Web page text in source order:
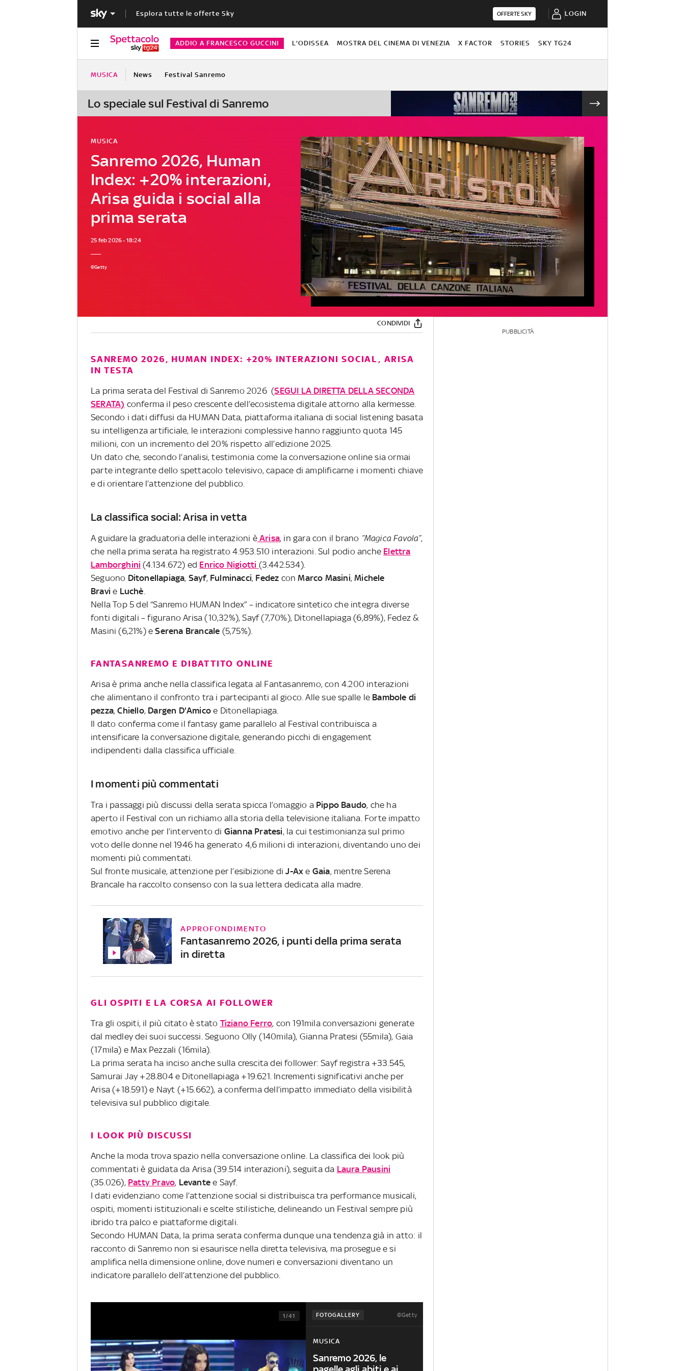
Esplora tutte le offerte Sky OFFERTE SKY LOGIN
ADDIO A FRANCESCO GUCCINI L'ODISSEA MOSTRA DEL CINEMA DI VENEZIA X FACTOR STORIES SKY TG24
MUSICA News Festival Sanremo
Lo speciale sul Festival di Sanremo
Sanremo 2026, Human
Index: +20% interazioni,
Arisa guida i social alla
prima serata
MUSICA
25 feb 2026 - 18:24
©Getty
CONDIVIDI
SANREMO 2026, HUMAN INDEX: +20% INTERAZIONI SOCIAL, ARISA
IN TESTA
La prima serata del Festival di Sanremo 2026 (SEGUI LA DIRETTA DELLA SECONDA
SERATA) conferma il peso crescente dell’ecosistema digitale attorno alla kermesse.
Secondo i dati diffusi da HUMAN Data, piattaforma italiana di social listening basata
su intelligenza artificiale, le interazioni complessive hanno raggiunto quota 145
milioni, con un incremento del 20% rispetto all’edizione 2025.
Un dato che, secondo l’analisi, testimonia come la conversazione online sia ormai
parte integrante dello spettacolo televisivo, capace di amplificarne i momenti chiave
e di orientare l’attenzione del pubblico.
La classifica social: Arisa in vetta
A guidare la graduatoria delle interazioni è Arisa, in gara con il brano “Magica Favola”,
che nella prima serata ha registrato 4.953.510 interazioni. Sul podio anche Elettra
Lamborghini (4.134.672) ed Enrico Nigiotti (3.442.534).
Seguono Ditonellapiaga, Sayf, Fulminacci, Fedez conMarco Masini,Michele
Bravi e Luchè
Nella Top 5 del “Sanremo HUMAN Index” – indicatore sintetico che integra diverse
fonti digitali – figurano Arisa (10,32%), Sayf (7,70%), Ditonellapiaga (6,89%), Fedez &
Masini (6,21%) eSerena Brancale (5,75%).
FANTASANREMO E DIBATTITO ONLINE
Arisa è prima anche nella classifica legata al Fantasanremo, con 4.200 interazioni
che alimentano il confronto tra i partecipanti al gioco. Alle sue spalle le Bambole di
pezza,Chiello, Dargen D'Amico e Ditonellapiaga.
Il dato conferma come il fantasy game parallelo al Festival contribuisca a
intensificare la conversazione digitale, generando picchi di engagement
indipendenti dalla classifica ufficiale.
I momenti più commentati
Tra i passaggi più discussi della serata spicca l’omaggio a Pippo Baudo, che ha
aperto il Festival con un richiamo alla storia della televisione italiana. Forte impatto
emotivo anche per l’intervento di Gianna Pratesi, la cui testimonianza sul primo
voto delle donne nel 1946 ha generato 4,6 milioni di interazioni, diventando uno dei
momenti più commentati.
Sul fronte musicale, attenzione per l’esibizione diJ-Ax e Gaia, mentre Serena
Brancale ha raccolto consenso con la sua lettera dedicata alla madre.
APPROFONDIMENTO
Fantasanremo 2026, i punti della prima serata
in diretta
GLI OSPITI E LA CORSA AI FOLLOWER
Tra gli ospiti, il più citato è stato Tiziano Ferro, con 191mila conversazioni generate
dal medley dei suoi successi. Seguono Olly (140mila), Gianna Pratesi (55mila), Gaia
(17mila) e Max Pezzali (16mila).
La prima serata ha inciso anche sulla crescita dei follower: Sayf registra +33.545,
Samurai Jay +28.804 e Ditonellapiaga +19.621. Incrementi significativi anche per
Arisa (+18.591) e Nayt (+15.662), a conferma dell’impatto immediato della visibilità
televisiva sul pubblico digitale.
I LOOK PIÙ DISCUSSI
Anche la moda trova spazio nella conversazione online. La classifica dei look più
commentati è guidata da Arisa (39.514 interazioni), seguita da Laura Pausini
(35.026), Patty Pravo, Levante e Sayf.
I dati evidenziano come l’attenzione social si distribuisca tra performance musicali,
ospiti, momenti istituzionali e scelte stilistiche, delineando un Festival sempre più
ibrido tra palco e piattaforme digitali.
Secondo HUMAN Data, la prima serata conferma dunque una tendenza già in atto: il
racconto di Sanremo non si esaurisce nella diretta televisiva, ma prosegue e si
amplifica nella dimensione online, dove numeri e conversazioni diventano un
indicatore parallelo dell’attenzione del pubblico.
FOTOGALLERY ©Getty
1/41
MUSICA
Sanremo 2026, le
PUBBLICITÀ